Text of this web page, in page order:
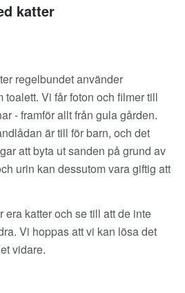
katter
regelbundet använder
Vi får foton och filmer till
- framför allt från gula gården.
är till för barn, och det
att byta ut sanden på grund av
urin kan dessutom vara giftig att
era katter och se till att de inte
Vi hoppas att vi kan lösa det
vidare.